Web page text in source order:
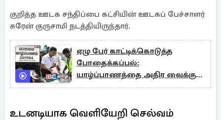
குறித்த ஊடக சந்திப்பை கட்சியின் ஊடகப் பேச்சாளர்
சுரேன் குருசாமி நடத்தியிருந்தார்.
ஏழு பேர் காட்டிக்கொடுத்த
போதைக்கப்பல்:
யாழ்ப்பாணத்தை அதிர வைக்கும்
கைதுகள்!
உடனடியாக வெளியேறி செல்வம்